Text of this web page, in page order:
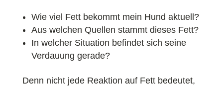
Wie viel Fett bekommt mein Hund aktuell?
Aus welchen Quellen stammt dieses Fett?
In welcher Situation befindet sich seine
Verdauung gerade?
Denn nicht jede Reaktion auf Fett bedeutet,